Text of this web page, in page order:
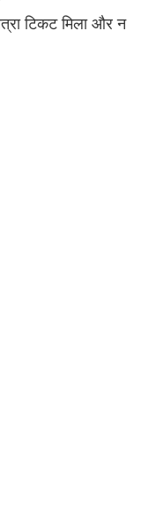
टिकट मिला और न